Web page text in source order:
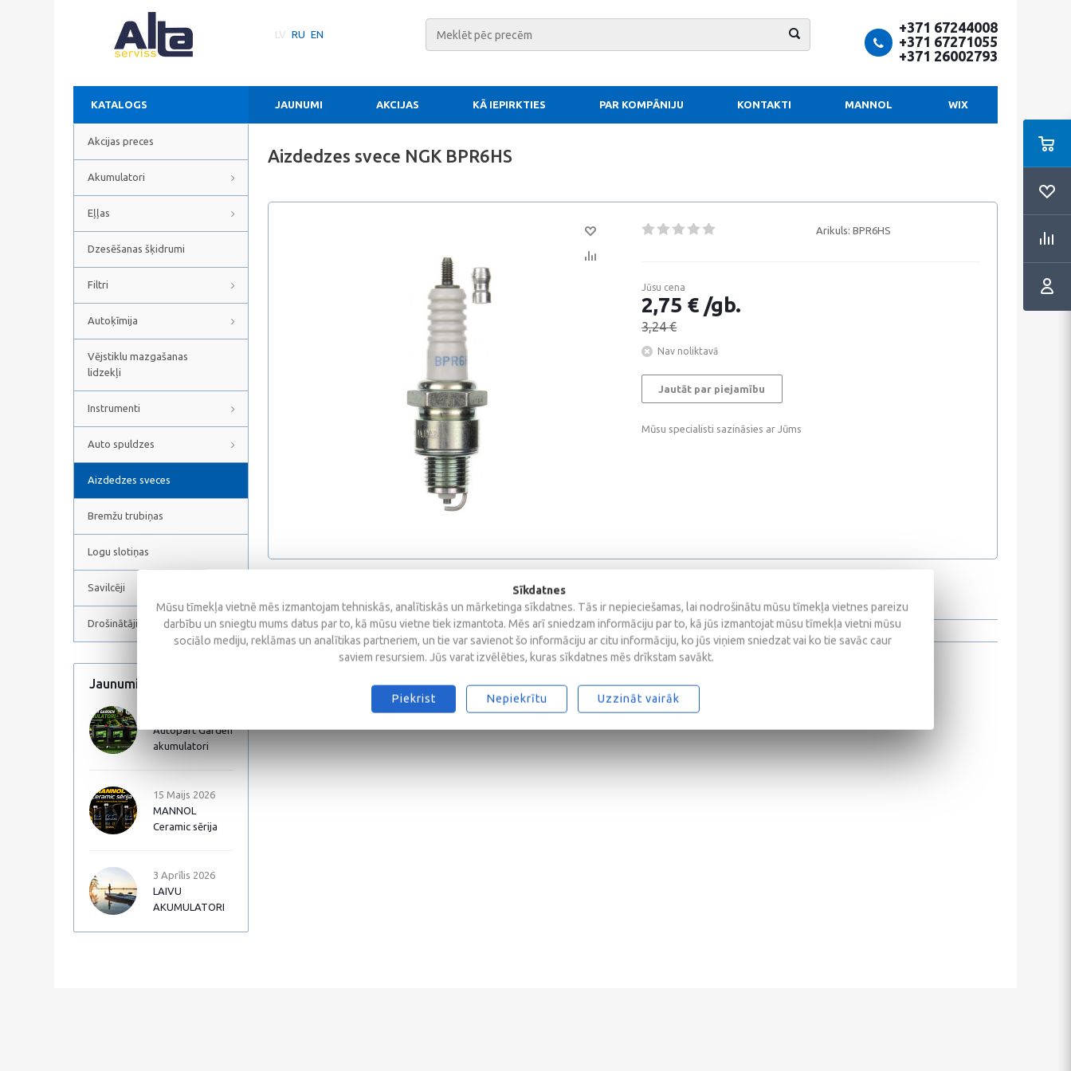
LV RU EN
+371 67244008
+371 67271055
+371 26002793
KATALOGS JAUNUMI AKCIJAS KĀ IEPIRKTIES PAR KOMPĀNIJU KONTAKTI MANNOL WIX
Akcijas preces
Akumulatori
Eļļas
Dzesēšanas šķidrumi
Filtri
Autoķīmija
Vējstiklu mazgašanas
lidzekļi
Instrumenti
Auto spuldzes
Aizdedzes sveces
Bremžu trubiņas
Logu slotiņas
Savilcēji
Drošinātāji
Jaunumi
Autopart Garden
akumulatori
15 Maijs 2026
MANNOL
Ceramic sērija
3 Aprīlis 2026
LAIVU
AKUMULATORI
Aizdedzes svece NGK BPR6HS
Arikuls: BPR6HS
Jūsu cena
2,75 € /gb.
3,24 €
Nav noliktavā
Jautāt par piejamību
Mūsu specialisti sazināsies ar Jūms
Atsauksmes
Sīkdatnes
Mūsu tīmekļa vietnē mēs izmantojam tehniskās, analītiskās un mārketinga sīkdatnes. Tās ir nepieciešamas, lai nodrošinātu mūsu tīmekļa vietnes pareizu
darbību un sniegtu mums datus par to, kā mūsu vietne tiek izmantota. Mēs arī sniedzam informāciju par to, kā jūs izmantojat mūsu tīmekļa vietni mūsu
sociālo mediju, reklāmas un analītikas partneriem, un tie var savienot šo informāciju ar citu informāciju, ko jūs viņiem sniedzat vai ko tie savāc caur
saviem resursiem. Jūs varat izvēlēties, kuras sīkdatnes mēs drīkstam savākt.
Piekrist Nepiekrītu Uzzināt vairāk